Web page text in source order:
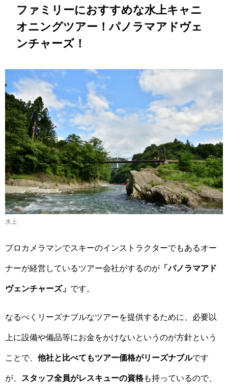
ファミリーにおすすめな水上キャニ
オニングツアー！パノラマアドヴェ
ンチャーズ！
水上
プロカメラマンでスキーのインストラクターでもあるオー
ナーが経営しているツアー会社がするのが 「パノラマアド
ヴェンチャーズ」 です。
なるべくリーズナブルなツアーを提供するために、必要以
上に設備や備品等にお金をかけないというのが方針という
ことで、 他社と比べてもツアー価格がリーズナブルです
が、 スタッフ全員がレスキューの資格も持っているので、